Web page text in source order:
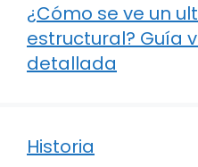
¿Cómo se ve un
estructural? Guía
detallada
Historia